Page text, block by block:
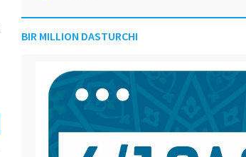
BIR MILLION DASTURCHI